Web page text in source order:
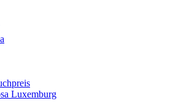
Luxemburg